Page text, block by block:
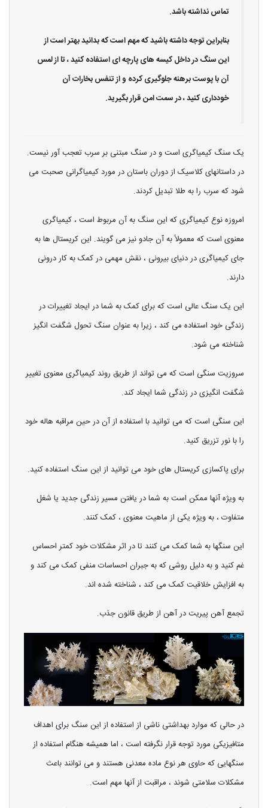
تماس نداشته باشد.
بنابراین توجه داشته باشید که مهم است که بدانید بهتر است از
این سنگ در داخل کیسه های پارچه ای استفاده کنید ، تا از لمس
آن با پوست برهنه جلوگیری کرده و از تنفس بخارات آن
خودداری کنید ، در سمت امن قرار بگیرید.
یک سنگ کیمیاگری است و در سنگ مبتنی بر سرب تعجب آور نیست.
در داستانهای کلاسیک از دوران باستان در مورد کیمیاگرانی صحبت می
شود که سرب را به طلا تبدیل کردند.
امروزه نوع کیمیاگری که این سنگ به آن مربوط است ، کیمیاگری
معنوی است که معمولاً به آن جادو نیز می گویند. این کریستال ها به
جای کیمیاگری در دنیای بیرونی ، نقش مهمی در کمک به کار درونی
دارند.
این یک سنگ عالی است که برای کمک به شما در ایجاد تغییرات در
زندگی خود استفاده می کند ، زیرا به عنوان سنگ تحول شگفت انگیز
شناخته می شود.
سروزیت سنگی است که می تواند از طریق روند کیمیاگری معنوی تغییر
شگفت انگیزی در زندگی شما ایجاد کند.
این سنگی است که می توانید با استفاده از آن در حین مراقبه هاله خود
را با نور تزریق کنید.
برای پاکسازی کریستال های خود می توانید از این سنگ استفاده کنید.
به ویژه آنها ممکن است به شما در یافتن مسیر زندگی جدید یا شغل
متفاوت ، به ویژه یکی از ماهیت معنوی ، کمک کنند.
این سنگها به شما کمک می کنند تا در اثر مشکلات خود کمتر احساس
غم کنید و به دلیل روشی که به جبران احساسات منفی کمک می کند و
به افزایش خلاقیت کمک می کند ، شناخته شده اند.
تجمع آهن پیریت در آهن از طریق قانون جذب.
در حالی که موارد بهداشتی ناشی از استفاده از این سنگ برای اهداف
متافیزیکی مورد توجه قرار نگرفته است ، اما همیشه هنگام استفاده از
سنگهایی که حاوی هر نوع ماده معدنی هستند و می توانند باعث
مشکلات سلامتی شوند ، مراقبت از آنها مهم است.